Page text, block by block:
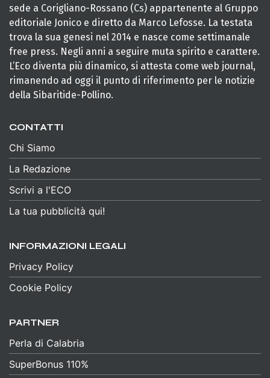
sede a Corigliano-Rossano (Cs) appartenente al Gruppo
editoriale Jonico e diretto da Marco Lefosse. La testata
trova la sua genesi nel 2014 e nasce come settimanale
free press. Negli anni a seguire muta spirito e carattere.
L’Eco diventa più dinamico, si attesta come web journal,
rimanendo ad oggi il punto di riferimento per le notizie
della Sibaritide-Pollino.
CONTATTI
Chi Siamo
La Redazione
Scrivi a l'ECO
La tua pubblicità qui!
INFORMAZIONI LEGALI
Privacy Policy
Cookie Policy
PARTNER
Perla di Calabria
SuperBonus 110%